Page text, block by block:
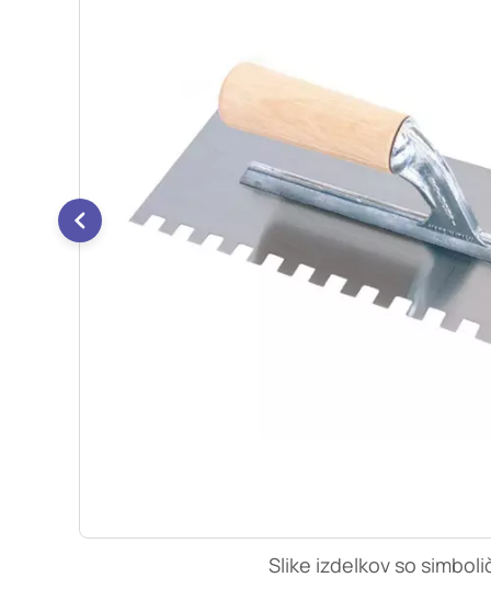
Slike izdelkov so
Ti piškotki so nujni
so nastavljeni samo
zasebnosti, prijava
vas opozori na njih.
Piškotki za
S temi piškotki
našega spletnega
opazujemo, kako se
anonimni. Če
Te piškotke